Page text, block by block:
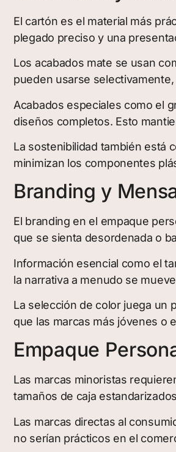
El cartón es el material más
plegado preciso y una
Los acabados mate se usan
pueden usarse
Acabados especiales como el
diseños completos. Esto
La sostenibilidad también está
minimizan los componentes
Branding y
El branding en el empaque
que se sienta desordenada o
Información esencial como el
la narrativa a menudo se
La selección de color juega un
que las marcas más jóvenes o
Empaque
Las marcas minoristas
tamaños de caja
Las marcas directas al
no serían prácticos en el